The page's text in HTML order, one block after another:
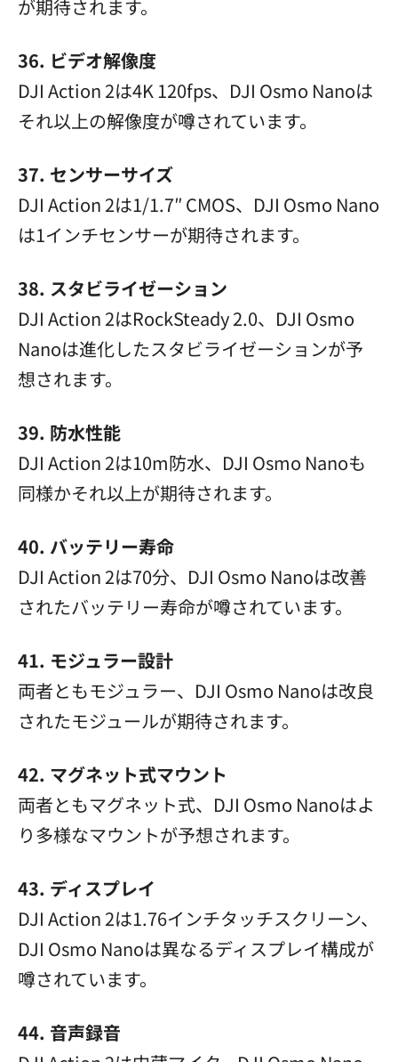
が期待されます。
36. ビデオ解像度
DJI Action 2は4K 120fps、DJI Osmo Nanoは
それ以上の解像度が噂されています。
37. センサーサイズ
DJI Action 2は1/1.7″ CMOS、DJI Osmo Nano
は1インチセンサーが期待されます。
38. スタビライゼーション
DJI Action 2はRockSteady 2.0、DJI Osmo
Nanoは進化したスタビライゼーションが予
想されます。
39. 防水性能
DJI Action 2は10m防水、DJI Osmo Nanoも
同様かそれ以上が期待されます。
40. バッテリー寿命
DJI Action 2は70分、DJI Osmo Nanoは改善
されたバッテリー寿命が噂されています。
41. モジュラー設計
両者ともモジュラー、DJI Osmo Nanoは改良
されたモジュールが期待されます。
42. マグネット式マウント
両者ともマグネット式、DJI Osmo Nanoはよ
り多様なマウントが予想されます。
43. ディスプレイ
DJI Action 2は1.76インチタッチスクリーン、
DJI Osmo Nanoは異なるディスプレイ構成が
噂されています。
44. 音声録音